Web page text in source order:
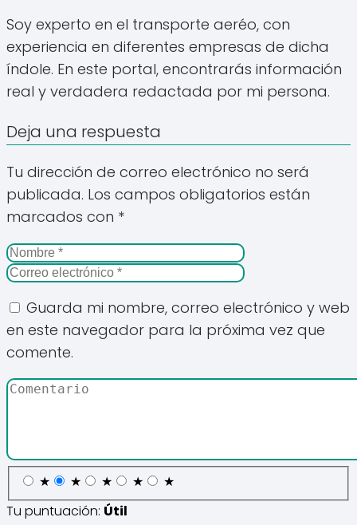
Soy experto en el transporte aeréo, con
experiencia en diferentes empresas de dicha
índole. En este portal, encontrarás información
real y verdadera redactada por mi persona.
Deja una respuesta
Tu dirección de correo electrónico no será
publicada. Los campos obligatorios están
marcados con *
Guarda mi nombre, correo electrónico y web
en este navegador para la próxima vez que
comente.
★ ★ ★ ★
★
Tu puntuación: Útil